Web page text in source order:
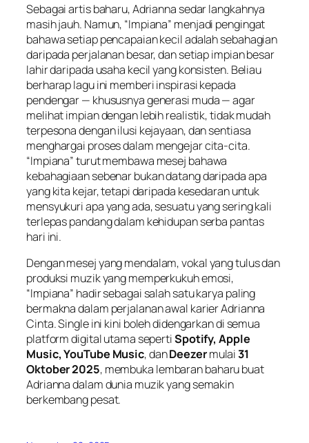
Sebagai artis baharu, Adrianna sedar langkahnya
masih jauh. Namun, “Impiana” menjadi pengingat
bahawa setiap pencapaian kecil adalah sebahagian
daripada perjalanan besar, dan setiap impian besar
lahir daripada usaha kecil yang konsisten. Beliau
berharap lagu ini memberi inspirasi kepada
pendengar — khususnya generasi muda — agar
melihat impian dengan lebih realistik, tidak mudah
terpesona dengan ilusi kejayaan, dan sentiasa
menghargai proses dalam mengejar cita-cita.
“Impiana” turut membawa mesej bahawa
kebahagiaan sebenar bukan datang daripada apa
yang kita kejar, tetapi daripada kesedaran untuk
mensyukuri apa yang ada, sesuatu yang sering kali
terlepas pandang dalam kehidupan serba pantas
hari ini.
Dengan mesej yang mendalam, vokal yang tulus dan
produksi muzik yang memperkukuh emosi,
“Impiana” hadir sebagai salah satu karya paling
bermakna dalam perjalanan awal karier Adrianna
Cinta. Single ini kini boleh didengarkan di semua
platform digital utama sepertiSpotify, Apple
Music, YouTube Music, danDeezermulai31
Oktober 2025, membuka lembaran baharu buat
Adrianna dalam dunia muzik yang semakin
berkembang pesat.